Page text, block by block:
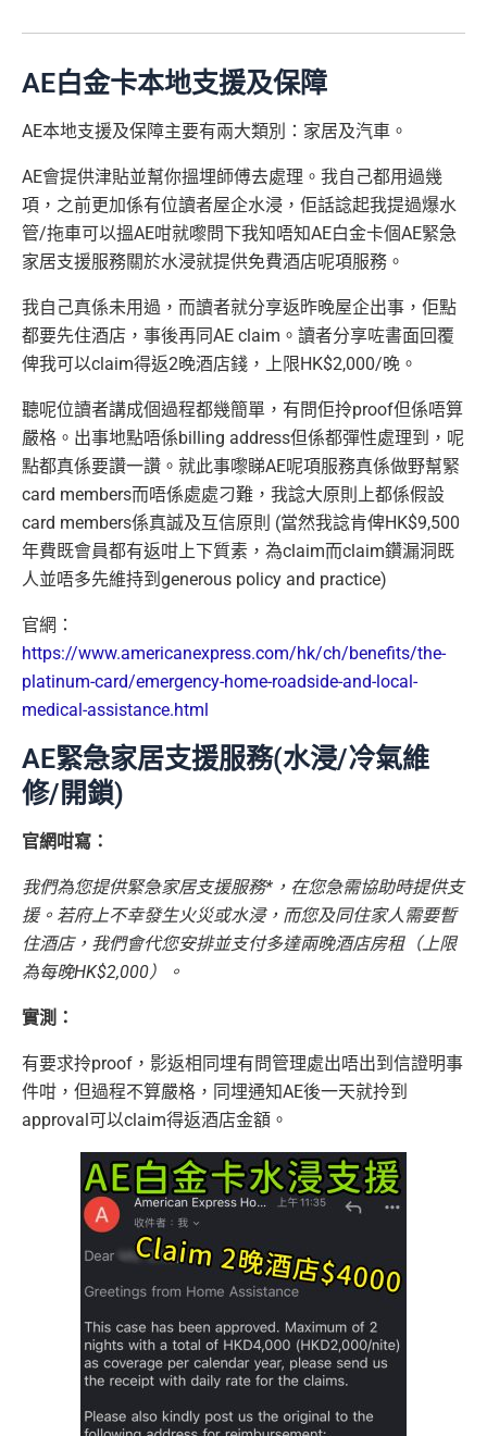
AE白金卡本地支援及保障
AE本地支援及保障主要有兩大類別：家居及汽車。
AE會提供津貼並幫你搵埋師傅去處理。我自己都用過幾
項，之前更加係有位讀者屋企水浸，佢話諗起我提過爆水
管/拖車可以搵AE咁就嚟問下我知唔知AE白金卡個AE緊急
家居支援服務關於水浸就提供免費酒店呢項服務。
我自己真係未用過，而讀者就分享返昨晚屋企出事，佢點
都要先住酒店，事後再同AE claim。讀者分享咗書面回覆
俾我可以claim得返2晚酒店錢，上限HK$2,000/晚。
聽呢位讀者講成個過程都幾簡單，有問佢拎proof但係唔算
嚴格。出事地點唔係billing address但係都彈性處理到，呢
點都真係要讚一讚。就此事嚟睇AE呢項服務真係做野幫緊
card members而唔係處處刁難，我諗大原則上都係假設
card members係真誠及互信原則 (當然我諗肯俾HK$9,500
年費既會員都有返咁上下質素，為claim而claim鑽漏洞既
人並唔多先維持到generous policy and practice)
官網：
https://www.americanexpress.com/hk/ch/benefits/the-
platinum-card/emergency-home-roadside-and-local-
medical-assistance.html
AE緊急家居支援服務(水浸/冷氣維
修/開鎖)
官網咁寫：
我們為您提供緊急家居支援服務*，在您急需協助時提供支
援。若府上不幸發生火災或水浸，而您及同住家人需要暫
住酒店，我們會代您安排並支付多達兩晚酒店房租（上限
為每晚HK$2,000）。
實測：
有要求拎proof，影返相同埋有問管理處出唔出到信證明事
件咁，但過程不算嚴格，同埋通知AE後一天就拎到
approval可以claim得返酒店金額。